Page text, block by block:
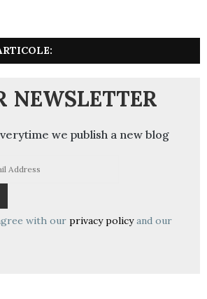
NEWSLETTER
we publish a new blog
with our privacy policyand our